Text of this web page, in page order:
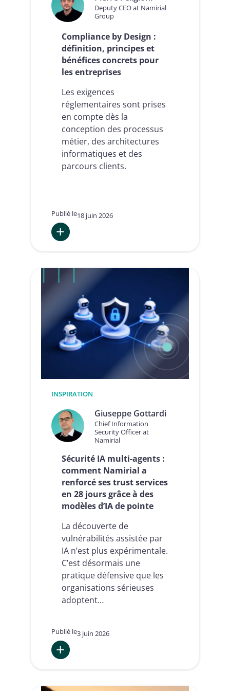
Deputy CEO at Namirial
Group
Compliance by Design :
définition, principes et
bénéfices concrets pour
les entreprises
Les exigences
réglementaires sont prises
en compte dès la
conception des processus
métier, des architectures
informatiques et des
parcours clients.
Publié le18 juin 2026
Compliance
définition,
principes
bénéfices
concrets
pour
les
INSPIRATION
Giuseppe Gottardi
Chief Information
Security Officer at
Namirial
Sécurité IA multi-agents :
comment Namirial a
renforcé ses trust services
en 28 jours grâce à des
modèles d’IA de pointe
La découverte de
vulnérabilités assistée par
IA n’est plus expérimentale.
C’est désormais une
pratique défensive que les
organisations sérieuses
adoptent…
Publié le3 juin 2026
Sécurité